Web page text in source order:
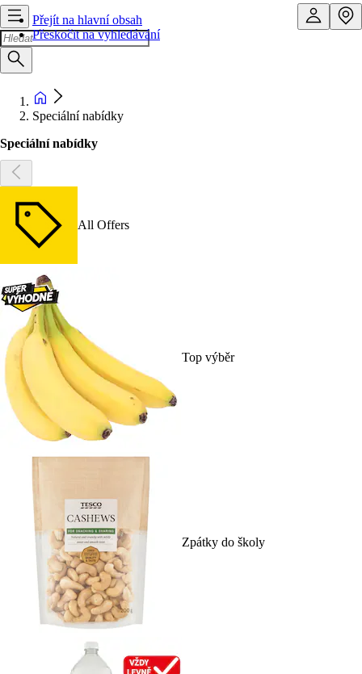
Přejít na hlavní obsah
Přeskočit na vyhledávání
Speciální nabídky
Speciální nabídky
All Offers
Top výběr
Zpátky do školy